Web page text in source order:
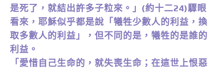
是死了，就結出許多子粒來。」(約十二24)驟眼
看來，耶穌似乎都是說「犧牲少數人的利益，換
取多數人的利益」，但不同的是，犧牲的是誰的
利益。
「愛惜自己生命的，就失喪生命；在這世上恨惡